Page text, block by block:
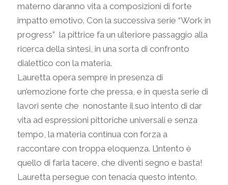
materno daranno vita a composizioni di forte
impatto emotivo. Con la successiva serie “Work in
progress” la pittrice fa un ulteriore passaggio alla
ricerca della sintesi, in una sorta di confronto
dialettico con la materia.
Lauretta opera sempre in presenza di
un’emozione forte che pressa, e in questa serie di
lavori sente che nonostante il suo intento di dar
vita ad espressioni pittoriche universali e senza
tempo, la materia continua con forza a
raccontare con troppa eloquenza. L’intento è
quello di farla tacere, che diventi segno e basta!
Lauretta persegue con tenacia questo intento.